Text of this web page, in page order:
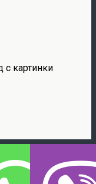
с картинки